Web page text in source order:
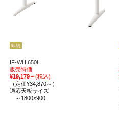
即納
IF-WH 650L
販売特価
¥19,179～(税込)
（定価¥34,870～）
適応天板サイズ
～1800×900